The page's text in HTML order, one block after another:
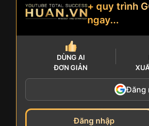
+ quy trình
ngay...
DÙNG AI
ĐƠN GIẢN
Đăng
Đăng nhập